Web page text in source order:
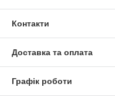
Контакти
Доставка та оплата
Графік роботи